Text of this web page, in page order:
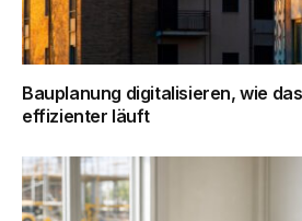
Bauplanung digitalisieren, wie
effizienter läuft